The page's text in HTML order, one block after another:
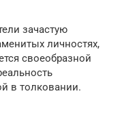
зачастую
личностях,
своеобразной
в толковании.